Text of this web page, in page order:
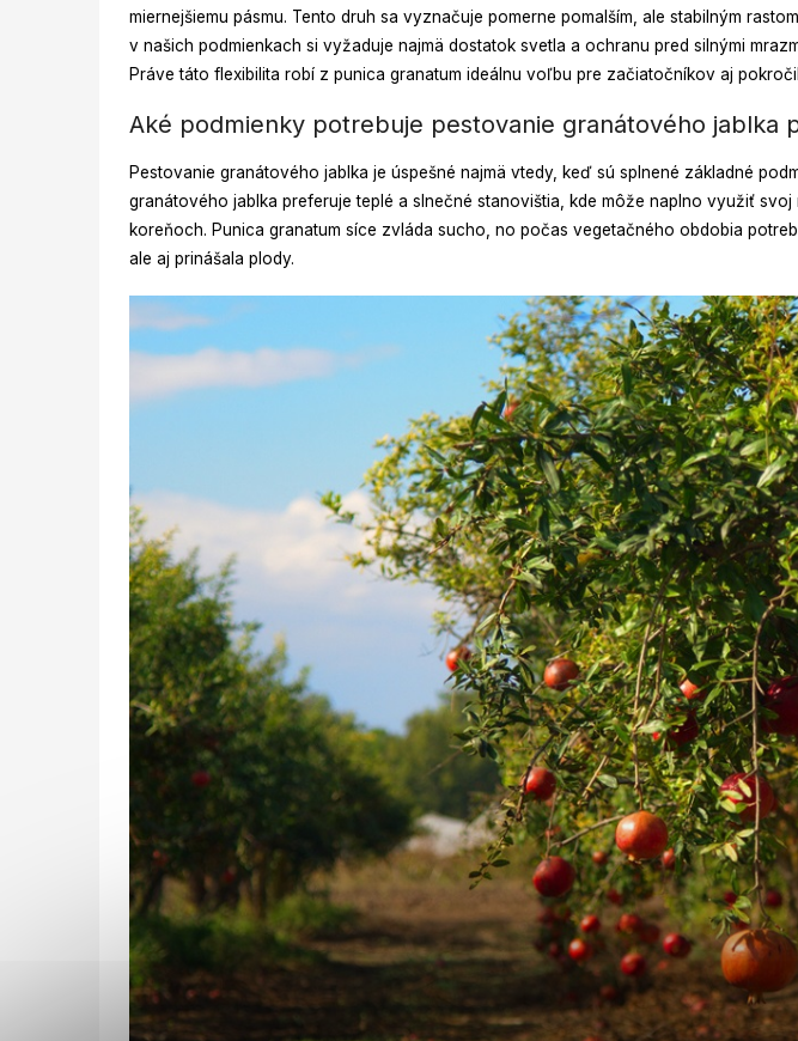
miernejšiemu pásmu. Tento druh sa vyznačuje pomerne pomalším, ale stabilným
v našich podmienkach si vyžaduje najmä dostatok svetla a ochranu pred silnými
Práve táto flexibilita robí z punica granatum ideálnu voľbu pre začiatočníkov aj
Aké podmienky potrebuje pestovanie granátového jablka
Pestovanie granátového jablka je úspešné najmä vtedy, keď sú splnené základné
granátového jablka preferuje teplé a slnečné stanovištia, kde môže naplno využiť
koreňoch. Punica granatum síce zvláda sucho, no počas vegetačného obdobia
ale aj prinášala plody.